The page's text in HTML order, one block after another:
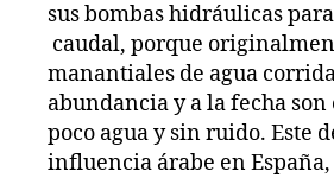
sus bombas hidráulicas
caudal, porque
manantiales de agua
abundancia y a la fecha son
poco agua y sin ruido. Este
influencia árabe en